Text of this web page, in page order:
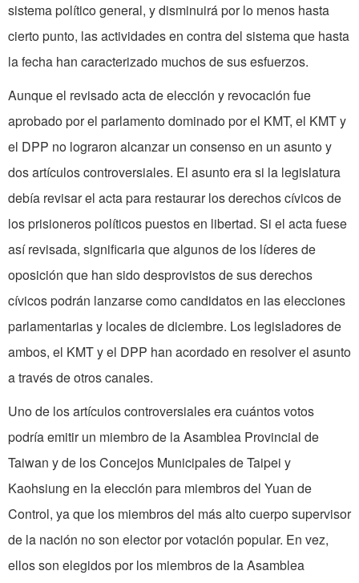
sistema político general, y disminuirá por lo menos hasta
cierto punto, las actividades en contra del sistema que hasta
la fecha han caracterizado muchos de sus esfuerzos.
Aunque el revisado acta de elección y revocación fue
aprobado por el parlamento dominado por el KMT, el KMT y
el DPP no lograron alcanzar un consenso en un asunto y
dos artículos controversiales. El asunto era si la legislatura
debía revisar el acta para restaurar los derechos cívicos de
los prisioneros políticos puestos en libertad. Si el acta fuese
así revisada, significaria que algunos de los líderes de
oposición que han sido desprovistos de sus derechos
cívicos podrán lanzarse como candidatos en las elecciones
parlamentarias y locales de diciembre. Los legisladores de
ambos, el KMT y el DPP han acordado en resolver el asunto
a través de otros canales.
Uno de los artículos controversiales era cuántos votos
podría emitir un miembro de la Asamblea Provincial de
Taiwan y de los Concejos Municipales de Taipei y
Kaohsiung en la elección para miembros del Yuan de
Control, ya que los miembros del más alto cuerpo supervisor
de la nación no son elector por votación popular. En vez,
ellos son elegidos por los miembros de la Asamblea